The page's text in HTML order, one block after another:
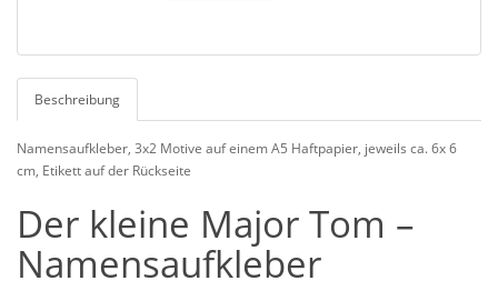
Beschreibung
Namensaufkleber, 3x2 Motive auf einem A5 Haftpapier, jeweils ca. 6x 6
cm, Etikett auf der Rückseite
Der kleine Major Tom –
Namensaufkleber